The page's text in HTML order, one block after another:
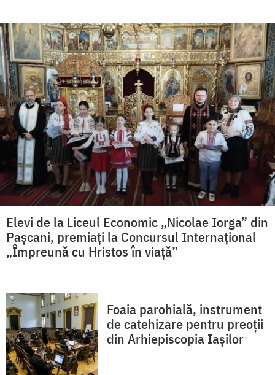
Elevi de la Liceul Economic „Nicolae Iorga” din
Pașcani, premiați la Concursul Internațional
„Împreună cu Hristos în viață”
Foaia parohială, instrument
de catehizare pentru preoții
din Arhiepiscopia Iașilor